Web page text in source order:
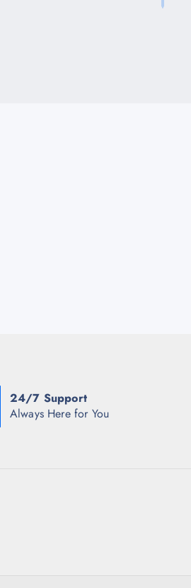
24/7 Support
Always Here for You